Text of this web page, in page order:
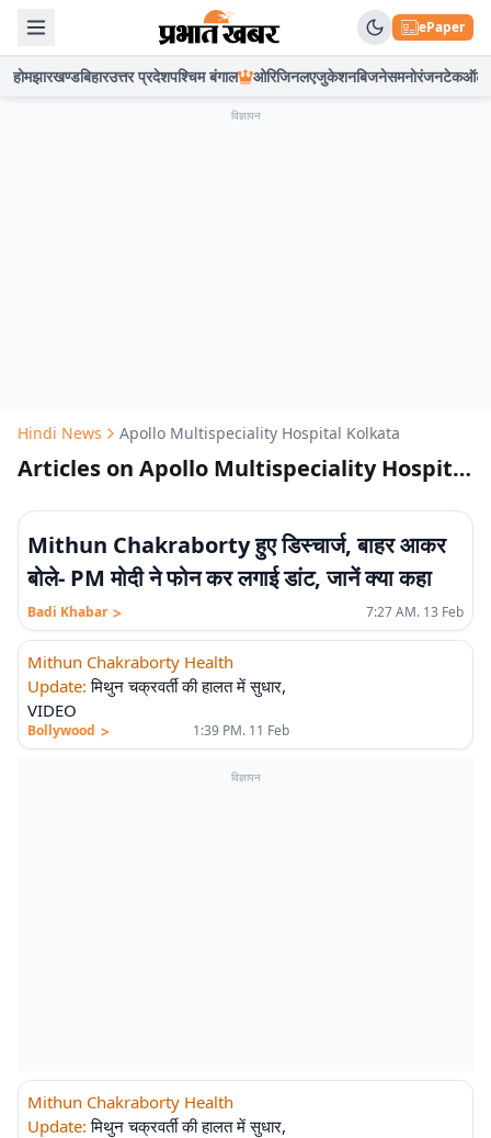
ePaper
होमझारखण्डबिहारउत्तर प्रदेशपश्चिम बंगाल ओरिजिनलएजुकेशनबिजनेसमनोरंजनटेकऑटो
विज्ञापन
Hindi News Apollo Multispeciality Hospital Kolkata
Articles on Apollo Multispeciality Hospital Kolkata
Mithun Chakraborty हुए डिस्चार्ज, बाहर आकर
बोले- PM मोदी ने फोन कर लगाई डांट, जानें क्या कहा
Badi Khabar > 7:27 AM. 13 Feb
Mithun Chakraborty Health
Update: मिथुन चक्रवर्ती की हालत में सुधार,
VIDEO
Bollywood > 1:39 PM. 11 Feb
विज्ञापन
Mithun Chakraborty Health
Update: मिथुन चक्रवर्ती की हालत में सुधार,